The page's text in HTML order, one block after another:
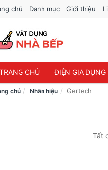
chủ Danh mục Giới thiệu
TRANG CHỦ ĐIỆN GIA DỤNG
chủ Nhãn hiệu Gertech
Tất